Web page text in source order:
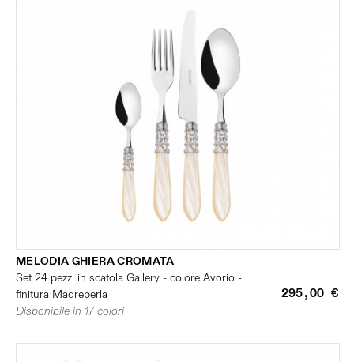
MELODIA GHIERA CROMATA
Set 24 pezzi in scatola Gallery - colore Avorio -
finitura Madreperla
295,00 €
Disponibile in 17 colori